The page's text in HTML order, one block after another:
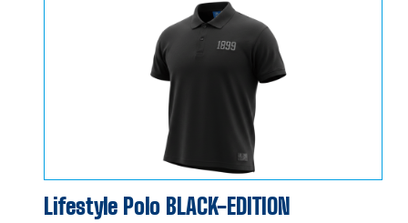
Lifestyle Polo BLACK-EDITION